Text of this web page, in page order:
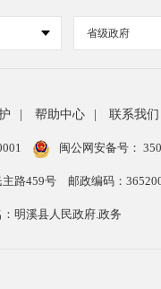
省级政府
帮助中心 联系我们
闽公网安备号：
路459号 邮政编码：
明溪县人民政府.政务